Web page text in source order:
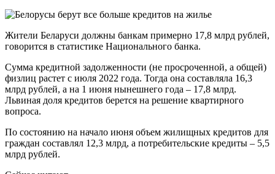
Жители Беларуси должны банкам примерно 17,8 млрд рублей,
говорится в статистике Национального банка.
Сумма кредитной задолженности (не просроченной, а общей)
физлиц растет с июля 2022 года. Тогда она составляла 16,3
млрд рублей, а на 1 июня нынешнего года – 17,8 млрд.
Львиная доля кредитов берется на решение квартирного
вопроса.
По состоянию на начало июня объем жилищных кредитов для
граждан составлял 12,3 млрд, а потребительские кредиты – 5,5
млрд рублей.